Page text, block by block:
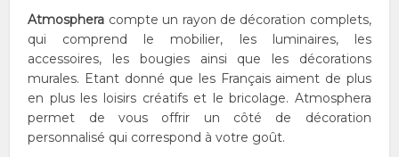
Atmosphera compte un rayon de décoration complets,
qui comprend le mobilier, les luminaires, les
accessoires, les bougies ainsi que les décorations
murales. Etant donné que les Français aiment de plus
en plus les loisirs créatifs et le bricolage. Atmosphera
permet de vous offrir un côté de décoration
personnalisé qui correspond à votre goût.